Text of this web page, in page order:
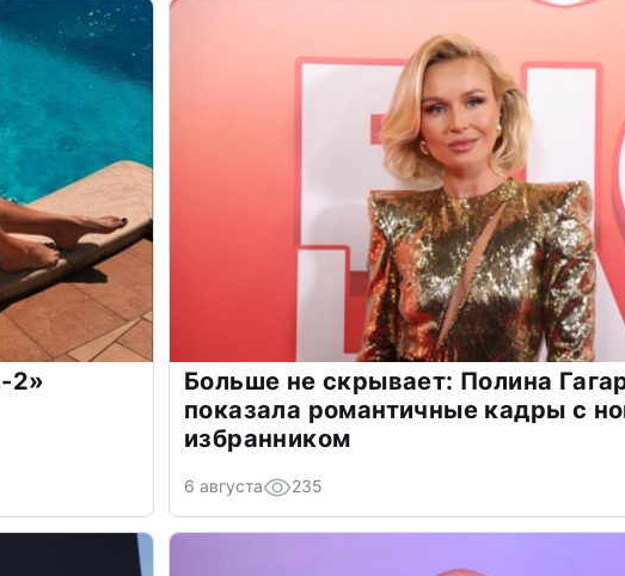
2»
Больше не скрывает: Полина
показала романтичные кадры с
избранником
6 августа 235